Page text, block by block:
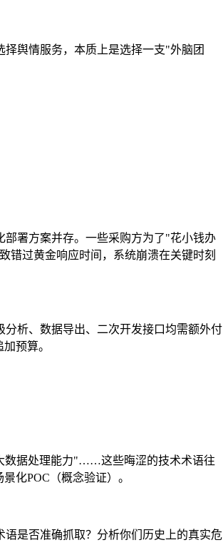
舆情服务，本质上是选择一支"外脑团
部署方案并存。一些采购方为了"花小钱办
错过黄金响应时间，系统崩溃在关键时刻
析、数据导出、二次开发接口均需额外付
预算。
数据处理能力"……这些晦涩的技术术语往
化POC（概念验证）。
是否准确抓取？分析你们历史上的真实危